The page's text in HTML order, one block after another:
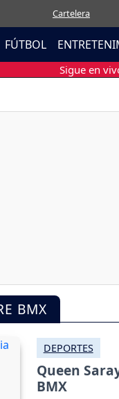
Cartelera
FÚTBOL
Sigue en
BMX
DEPORTES
Queen
BMX